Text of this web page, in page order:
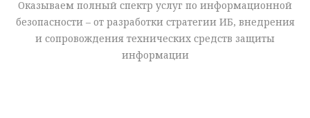
Оказываем полный спектр услуг по информационной
безопасности – от разработки стратегии ИБ, внедрения
и сопровождения технических средств защиты
информации